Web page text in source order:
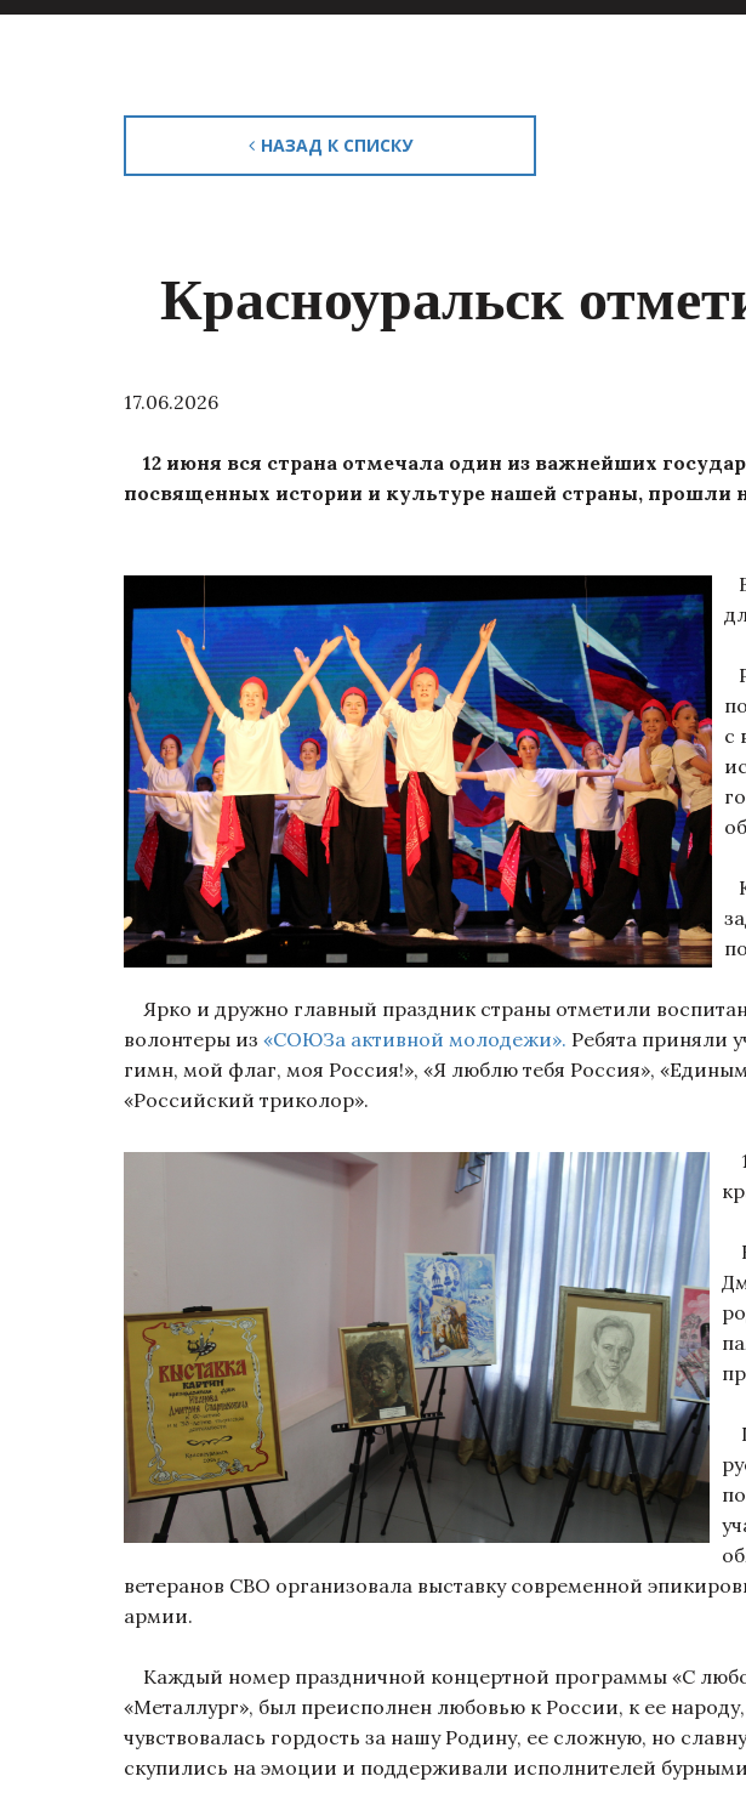
НАЗАД К СПИСКУ
Красноуральск
17.06.2026
12 июня вся страна отмечала один из важнейших
посвященных истории и культуре нашей страны, прошли
с
Ярко и дружно главный праздник страны отметили
волонтеры из «СОЮЗа активной молодежи». Ребята приняли
гимн, мой флаг, моя Россия!», «Я люблю тебя Россия»,
«Российский триколор».
ветеранов СВО организовала выставку современной
армии.
Каждый номер праздничной концертной программы «С
«Металлург», был преисполнен любовью к России, к ее
чувствовалась гордость за нашу Родину, ее сложную, но
скупились на эмоции и поддерживали исполнителей